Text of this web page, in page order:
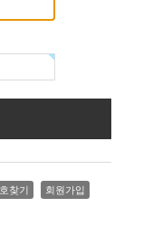
찾기 회원가입